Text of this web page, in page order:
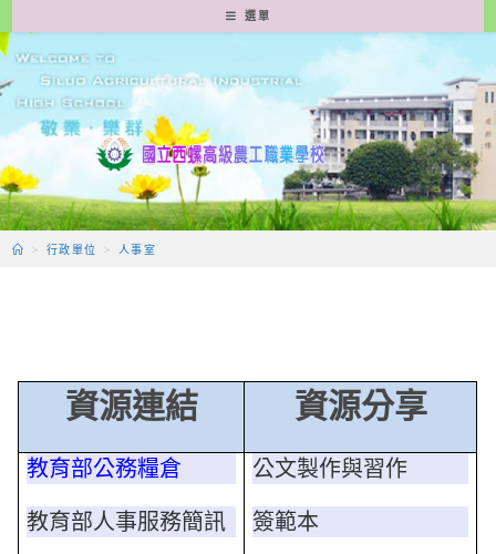
轉
至
要
容
選單
> 行政單位 > 人事室
資源連結 資源分享
教育部公務糧倉
教育部人事服務簡訊
公文製作與習作
簽範本